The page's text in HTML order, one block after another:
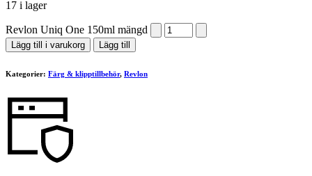
17 i lager
Revlon Uniq One 150ml mängd
Lägg till i varukorg Lägg till
Kategorier: Färg & klipptillbehör, Revlon